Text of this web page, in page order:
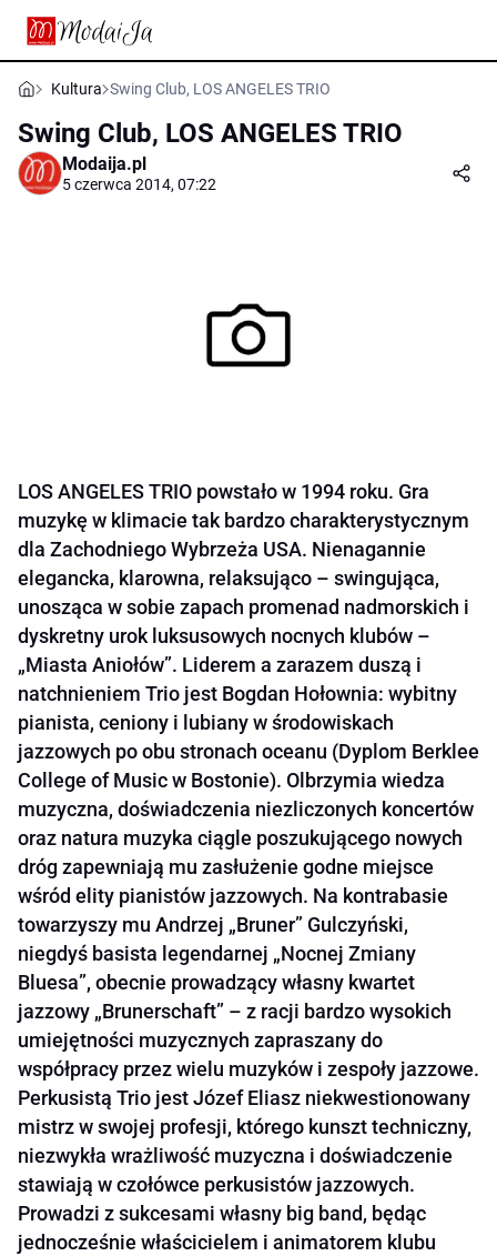
Kultura Swing Club, LOS ANGELES TRIO
Swing Club, LOS ANGELES TRIO
Modaija.pl
5 czerwca 2014, 07:22
LOS ANGELES TRIO powstało w 1994 roku. Gra
muzykę w klimacie tak bardzo charakterystycznym
dla Zachodniego Wybrzeża USA. Nienagannie
elegancka, klarowna, relaksująco – swingująca,
unosząca w sobie zapach promenad nadmorskich i
dyskretny urok luksusowych nocnych klubów –
„Miasta Aniołów”. Liderem a zarazem duszą i
natchnieniem Trio jest Bogdan Hołownia: wybitny
pianista, ceniony i lubiany w środowiskach
jazzowych po obu stronach oceanu (Dyplom Berklee
College of Music w Bostonie). Olbrzymia wiedza
muzyczna, doświadczenia niezliczonych koncertów
oraz natura muzyka ciągle poszukującego nowych
dróg zapewniają mu zasłużenie godne miejsce
wśród elity pianistów jazzowych. Na kontrabasie
towarzyszy mu Andrzej „Bruner” Gulczyński,
niegdyś basista legendarnej „Nocnej Zmiany
Bluesa”, obecnie prowadzący własny kwartet
jazzowy „Brunerschaft” – z racji bardzo wysokich
umiejętności muzycznych zapraszany do
współpracy przez wielu muzyków i zespoły jazzowe.
Perkusistą Trio jest Józef Eliasz niekwestionowany
mistrz w swojej profesji, którego kunszt techniczny,
niezwykła wrażliwość muzyczna i doświadczenie
stawiają w czołówce perkusistów jazzowych.
Prowadzi z sukcesami własny big band, będąc
jednocześnie właścicielem i animatorem klubu